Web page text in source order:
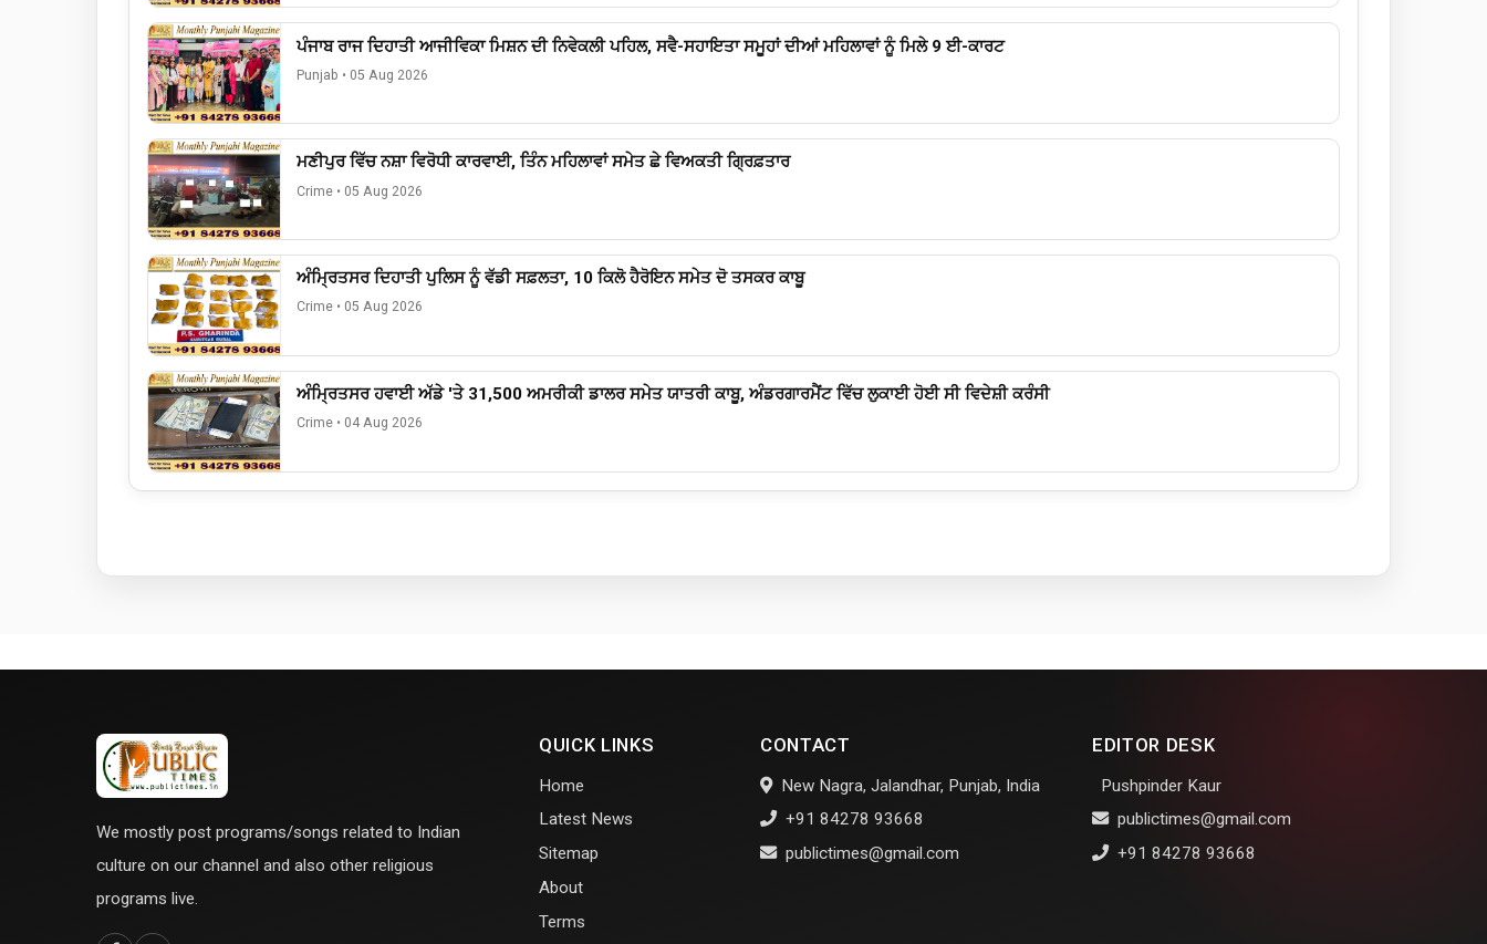
ਪੰਜਾਬ ਰਾਜ ਦਿਹਾਤੀ ਆਜੀਵਿਕਾ ਮਿਸ਼ਨ ਦੀ ਨਿਵੇਕਲੀ ਪਹਿਲ, ਸਵੈ-ਸਹਾਇਤਾ ਸਮੂਹਾਂ ਦੀਆਂ ਮਹਿਲਾਵਾਂ ਨੂੰ ਮਿਲੇ 9 ਈ-ਕਾਰਟ
Punjab • 05 Aug 2026
ਮਣੀਪੁਰ ਵਿੱਚ ਨਸ਼ਾ ਵਿਰੋਧੀ ਕਾਰਵਾਈ, ਤਿੰਨ ਮਹਿਲਾਵਾਂ ਸਮੇਤ ਛੇ ਵਿਅਕਤੀ ਗ੍ਰਿਫ਼ਤਾਰ
Crime • 05 Aug 2026
ਅੰਮ੍ਰਿਤਸਰ ਦਿਹਾਤੀ ਪੁਲਿਸ ਨੂੰ ਵੱਡੀ ਸਫ਼ਲਤਾ, 10 ਕਿਲੋ ਹੈਰੋਇਨ ਸਮੇਤ ਦੋ ਤਸਕਰ ਕਾਬੂ
Crime • 05 Aug 2026
ਅੰਮ੍ਰਿਤਸਰ ਹਵਾਈ ਅੱਡੇ 'ਤੇ 31,500 ਅਮਰੀਕੀ ਡਾਲਰ ਸਮੇਤ ਯਾਤਰੀ ਕਾਬੂ, ਅੰਡਰਗਾਰਮੈਂਟ ਵਿੱਚ ਲੁਕਾਈ ਹੋਈ ਸੀ ਵਿਦੇਸ਼ੀ ਕਰੰਸੀ
Crime • 04 Aug 2026
We mostly post programs/songs related to Indian
culture on our channel and also other religious
programs live.
QUICK LINKS
Home
Latest News
Sitemap
About
Terms
CONTACT
New Nagra, Jalandhar, Punjab, India
+91 84278 93668
publictimes@gmail.com
EDITOR DESK
Pushpinder Kaur
publictimes@gmail.com
+91 84278 93668